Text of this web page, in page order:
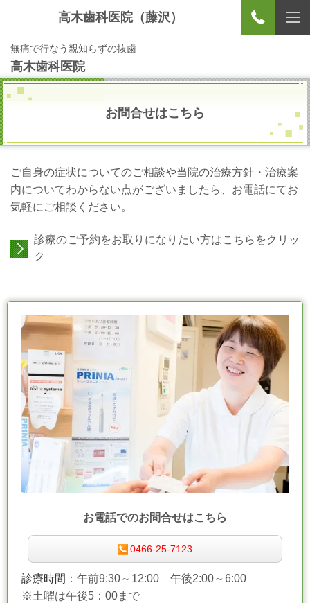
高木歯科医院（藤沢）
無痛で行なう親知らずの抜歯
高木歯科医院
お問合せはこちら
ご自身の症状についてのご相談や当院の治療方針・治療案
内についてわからない点がございましたら、お電話にてお
気軽にご相談ください。
診療のご予約をお取りになりたい方はこちらをクリッ
ク
お電話でのお問合せはこちら
0466-25-7123
診療時間： 午前9:30～12:00 午後2:00～6:00
※土曜は午後5：00まで